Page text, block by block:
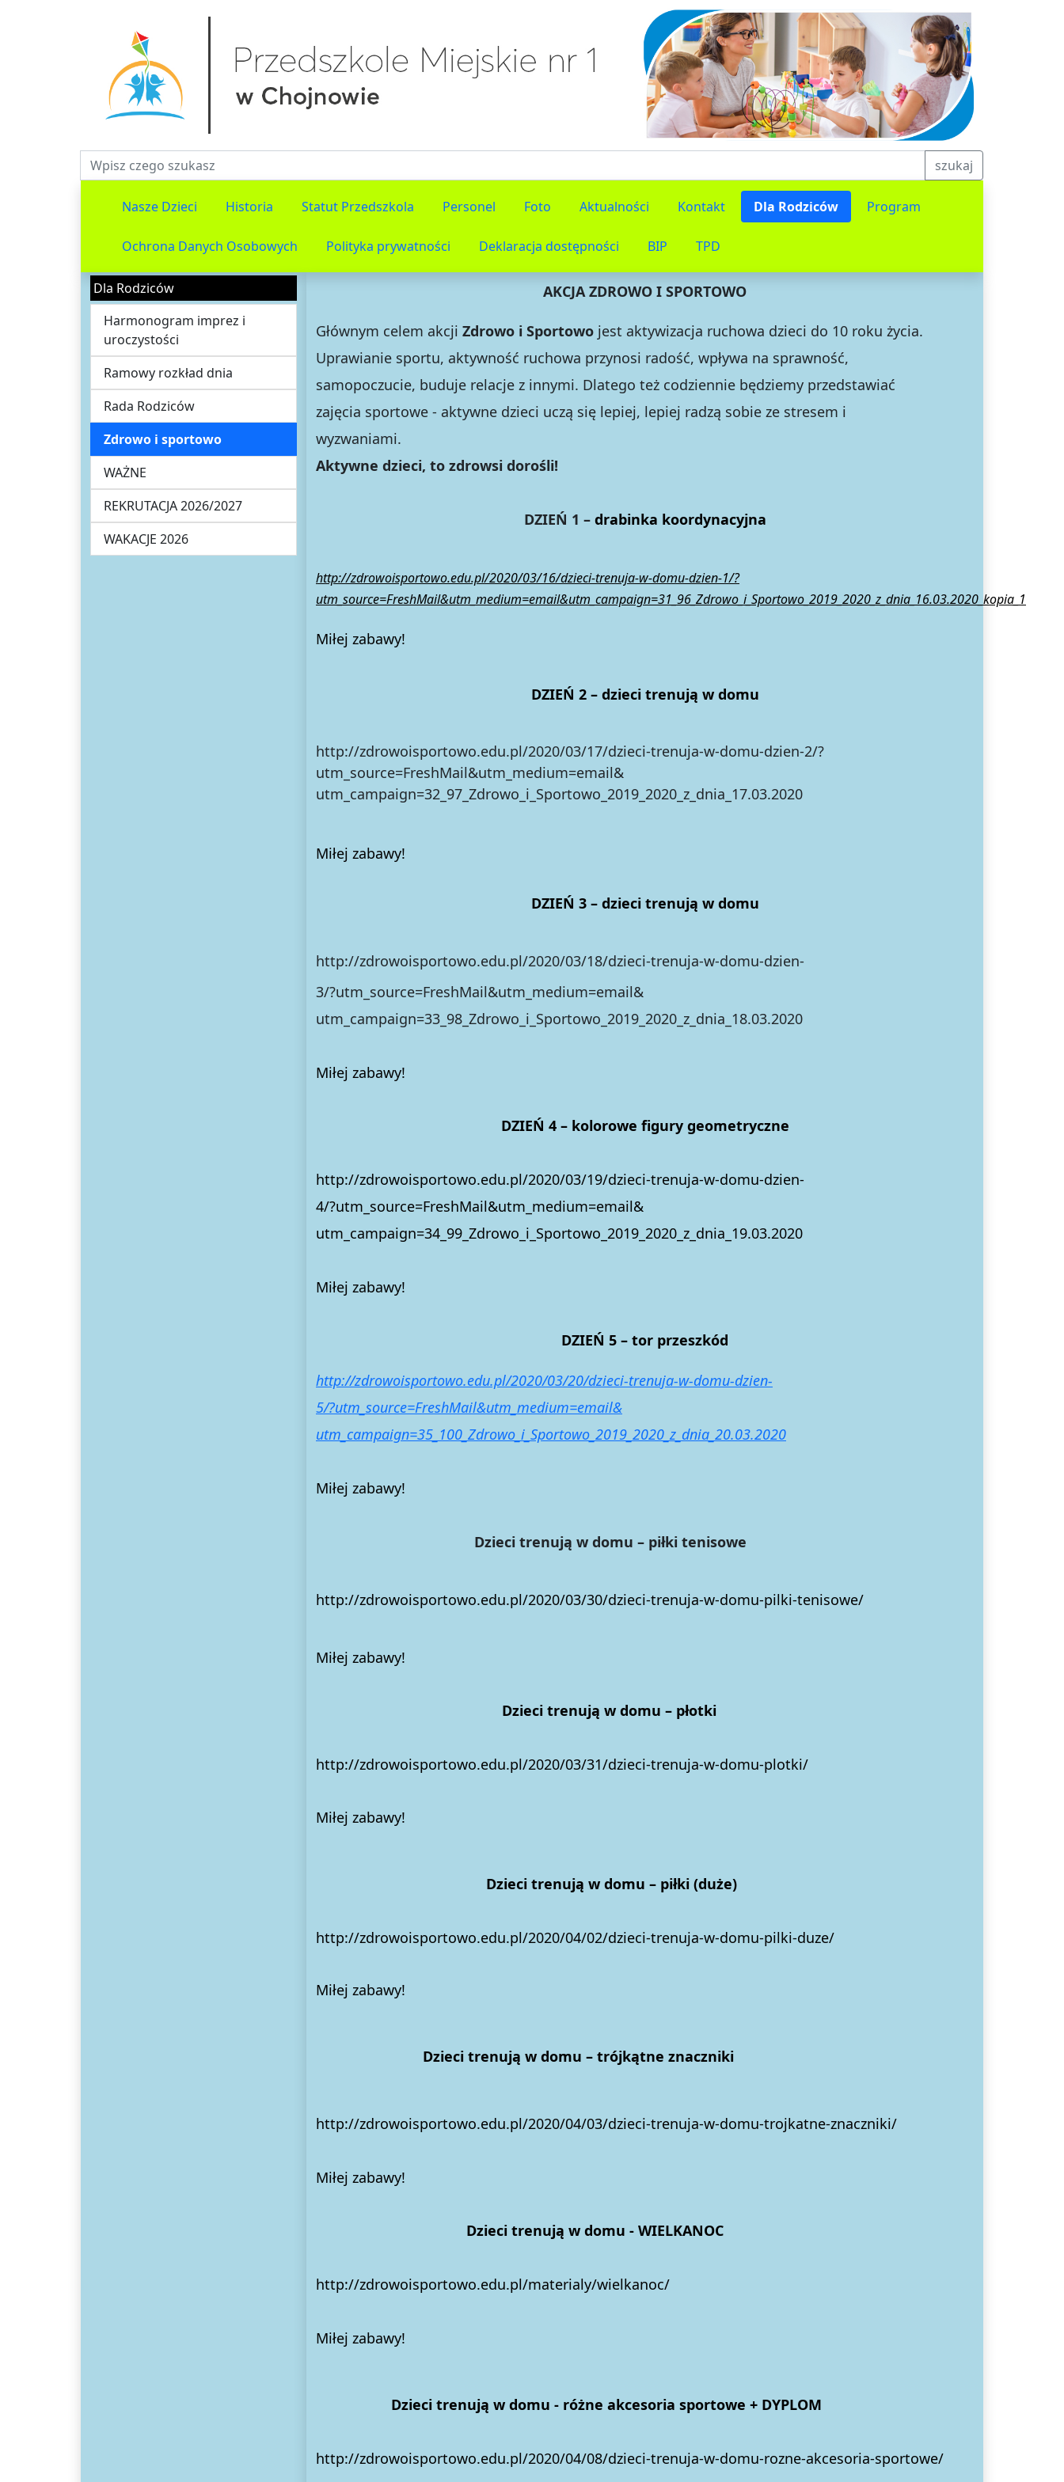
Fraza do wyszukiwania szukaj
Nasze Dzieci Historia Statut Przedszkola Personel Foto Aktualności Kontakt Dla Rodziców Program
Ochrona Danych Osobowych Polityka prywatności Deklaracja dostępności BIP TPD
Dla Rodziców
Harmonogram imprez i
uroczystości
Ramowy rozkład dnia
Rada Rodziców
Zdrowo i sportowo
WAŻNE
REKRUTACJA 2026/2027
WAKACJE 2026
AKCJA ZDROWO I SPORTOWO
Głównym celem akcji Zdrowo i Sportowo jest aktywizacja ruchowa dzieci do 10 roku życia.
Uprawianie sportu, aktywność ruchowa przynosi radość, wpływa na sprawność,
samopoczucie, buduje relacje z innymi. Dlatego też codziennie będziemy przedstawiać
zajęcia sportowe - aktywne dzieci uczą się lepiej, lepiej radzą sobie ze stresem i
wyzwaniami.
Aktywne dzieci, to zdrowsi dorośli!
DZIEŃ 1 – drabinka koordynacyjna
http://zdrowoisportowo.edu.pl/2020/03/16/dzieci-trenuja-w-domu-dzien-1/?
utm_source=FreshMail&utm_medium=email&utm_campaign=31_96_Zdrowo_i_Sportowo_2019_2020_z_dnia_16.03.2020_kopia_1
Miłej zabawy!
DZIEŃ 2 – dzieci trenują w domu
http://zdrowoisportowo.edu.pl/2020/03/17/dzieci-trenuja-w-domu-dzien-2/?
utm_source=FreshMail&utm_medium=email&
utm_campaign=32_97_Zdrowo_i_Sportowo_2019_2020_z_dnia_17.03.2020
Miłej zabawy!
DZIEŃ 3 – dzieci trenują w domu
http://zdrowoisportowo.edu.pl/2020/03/18/dzieci-trenuja-w-domu-dzien-
3/?utm_source=FreshMail&utm_medium=email&
utm_campaign=33_98_Zdrowo_i_Sportowo_2019_2020_z_dnia_18.03.2020
Miłej zabawy!
DZIEŃ 4 – kolorowe figury geometryczne
http://zdrowoisportowo.edu.pl/2020/03/19/dzieci-trenuja-w-domu-dzien-
4/?utm_source=FreshMail&utm_medium=email&
utm_campaign=34_99_Zdrowo_i_Sportowo_2019_2020_z_dnia_19.03.2020
Miłej zabawy!
DZIEŃ 5 – tor przeszkód
http://zdrowoisportowo.edu.pl/2020/03/20/dzieci-trenuja-w-domu-dzien-
5/?utm_source=FreshMail&utm_medium=email&
utm_campaign=35_100_Zdrowo_i_Sportowo_2019_2020_z_dnia_20.03.2020
Miłej zabawy!
Dzieci trenują w domu – piłki tenisowe
http://zdrowoisportowo.edu.pl/2020/03/30/dzieci-trenuja-w-domu-pilki-tenisowe/
Miłej zabawy!
Dzieci trenują w domu – płotki
http://zdrowoisportowo.edu.pl/2020/03/31/dzieci-trenuja-w-domu-plotki/
Miłej zabawy!
Dzieci trenują w domu – piłki (duże)
http://zdrowoisportowo.edu.pl/2020/04/02/dzieci-trenuja-w-domu-pilki-duze/
Miłej zabawy!
Dzieci trenują w domu – trójkątne znaczniki
http://zdrowoisportowo.edu.pl/2020/04/03/dzieci-trenuja-w-domu-trojkatne-znaczniki/
Miłej zabawy!
Dzieci trenują w domu - WIELKANOC
http://zdrowoisportowo.edu.pl/materialy/wielkanoc/
Miłej zabawy!
Dzieci trenują w domu - różne akcesoria sportowe + DYPLOM
http://zdrowoisportowo.edu.pl/2020/04/08/dzieci-trenuja-w-domu-rozne-akcesoria-sportowe/